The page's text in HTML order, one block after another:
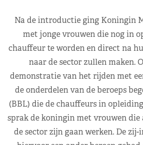
Na de introductie ging Koningin
met jonge vrouwen die nog in
chauffeur te worden en direct na
naar de sector zullen maken.
demonstratie van het rijden met
de onderdelen van de beroeps
(BBL) die de chauffeurs in
sprak de koningin met vrouwen
de sector zijn gaan werken. De